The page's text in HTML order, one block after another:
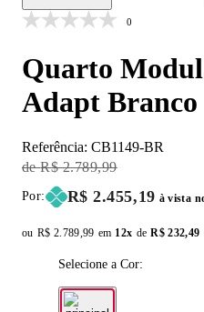
0
Quarto
Adapt Branco
Referência: CB1149-BR
Original Price:
R$ 2.789,99
Por: Price:
R$ 2.455,19 à vista
ou Original price:
R$ 2.789,99 em 12x de R$ 232,49
Selecione a Cor: